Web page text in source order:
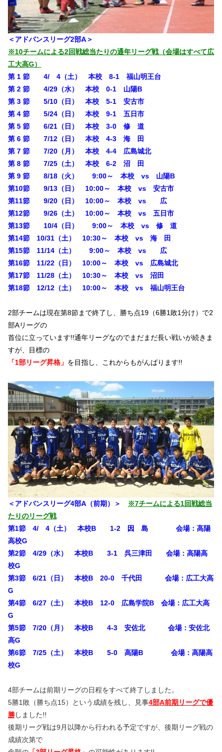
＜アドバンスリーグ2部A＞
※10チームによる2回戦総当たりの通年リーグ戦（会場はすべて広
工大高G）
第 1 節 4/ 4（土） 本校 8-1 福山明王台
第 2 節 4/29（水） 本校 0-1 山陽B
第 3 節 5/10（日） 本校 5-1 安古市
第 4 節 5/24（日） 本校 9-1 五日市
第 5 節 6/21（日） 本校 3-0 修 道
第 6 節 7/12（日） 本校 4-3 海 田
第 7 節 7/20（月） 本校 4-4 広島城北
第 8 節 7/25（土） 本校 6-2 沼 田
第 9 節 8/18（火） 9:00～ 本校 vs 山陽B
第10節 9/13（日） 10:00～ 本校 vs 安古市
第11節 9/20（日） 10:00～ 本校 vs 広
第12節 9/26（土） 10:00～ 本校 vs 五日市
第13節 10/4（日） 9:00～ 本校 vs 修 道
第14節 10/31（土） 10:30～ 本校 vs 海 田
第15節 11/14（土） 9:00～ 本校 vs 広
第16節 11/22（日） 10:00～ 本校 vs 広島城北
第17節 11/28（土） 10:30～ 本校 vs 沼田
第18節 12/12（土） 10:00～ 本校 vs 福山明王台
2部チームは現在第8節まで終了し、勝ち点19（6勝1敗1分け）で2
部Aリーグの
首位に立っています!!通年リーグなのでまだまだ長い戦いが続きま
すが、目標の
「1部リーグ昇格」 を目指し、これからもがんばります!!
＜アドバンスリーグ4部A（前期）＞
※7チームによる1回戦総当
たりのリーグ戦
第1節 4/ 4（土） 本校B 1-2 因 島 会場：高陽
高校G
第2節 4/29（水） 本校B 3-1 呉三津田 会場：高陽高
校G
第3節 6/21（日） 本校B 20-0 千代田 会場：広工大高
G
第4節 6/27（土） 本校B 12-0 広島学院B 会場：広工大高
G
第5節 7/20（月） 本校B 4-3 安佐北 会場：安佐北
高G
第6節 7/25（土） 本校B 5-0 高陽B 会場：高陽高
校G
4部チームは前期リーグの日程をすべて終了しました。
5勝1敗（勝ち点15）という成績を残し、見事4部A前期リーグで優
勝しました!!
後期リーグ戦は9月以降から行われる予定ですが、後期リーグ戦の
成績次第で